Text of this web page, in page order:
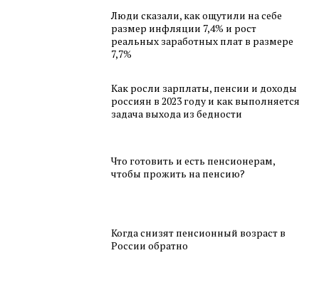
Люди сказали, как ощутили на себе
размер инфляции 7,4% и рост
реальных заработных плат в размере
7,7%
Как росли зарплаты, пенсии и доходы
россиян в 2023 году и как выполняется
задача выхода из бедности
Что готовить и есть пенсионерам,
чтобы прожить на пенсию?
Когда снизят пенсионный возраст в
России обратно